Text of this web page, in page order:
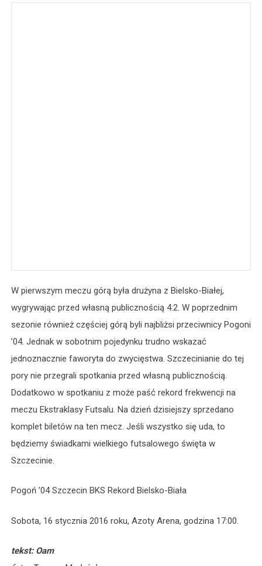
W pierwszym meczu górą była drużyna z Bielsko-Białej,
wygrywając przed własną publicznością 4:2. W poprzednim
sezonie również częściej górą byli najbliżsi przeciwnicy Pogoni
’04. Jednak w sobotnim pojedynku trudno wskazać
jednoznacznie faworyta do zwycięstwa. Szczecinianie do tej
pory nie przegrali spotkania przed własną publicznością.
Dodatkowo w spotkaniu z może paść rekord frekwencji na
meczu Ekstraklasy Futsalu. Na dzień dzisiejszy sprzedano
komplet biletów na ten mecz. Jeśli wszystko się uda, to
będziemy świadkami wielkiego futsalowego święta w
Szczecinie.
Pogoń ’04 Szczecin BKS Rekord Bielsko-Biała
Sobota, 16 stycznia 2016 roku, Azoty Arena, godzina 17:00.
tekst: Oam